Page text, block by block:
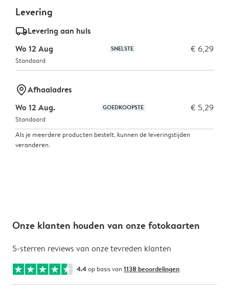
Levering
delivery_standard_v2Levering aan huis
Wo 12 Aug
SNELSTE € 6,29
Standaard
marker-pinAfhaaladres
Wo 12 Aug.
GOEDKOOPSTE € 5,29
Standaard
Als je meerdere producten bestelt, kunnen de leveringstijden
veranderen.
Onze klanten houden van onze fotokaarten
5-sterren reviews van onze tevreden klanten
4.4op basis van 1138 beoordelingen